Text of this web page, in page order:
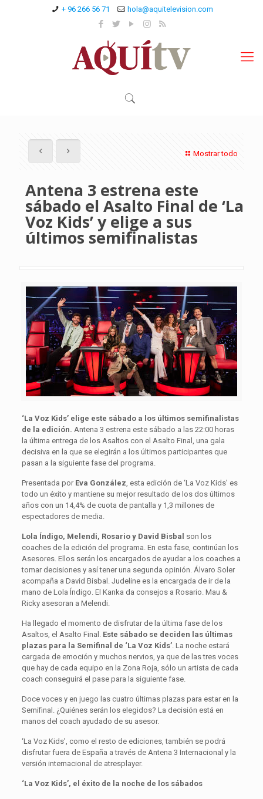
+ 96 266 56 71 hola@aquitelevision.com
Mostrar todo
Antena 3 estrena este
sábado el Asalto Final de ‘La
Voz Kids’ y elige a sus
últimos semifinalistas
‘La Voz Kids’ elige este sábado a los últimos semifinalistas
de la edición. Antena 3 estrena este sábado a las 22:00 horas
la última entrega de los Asaltos con el Asalto Final, una gala
decisiva en la que se elegirán a los últimos participantes que
pasan a la siguiente fase del programa.
Presentada por Eva González, esta edición de ‘La Voz Kids’ es
todo un éxito y mantiene su mejor resultado de los dos últimos
años con un 14,4% de cuota de pantalla y 1,3 millones de
espectadores de media.
Lola Índigo, Melendi, Rosario y David Bisbal son los
coaches de la edición del programa. En esta fase, continúan los
Asesores. Ellos serán los encargados de ayudar a los coaches a
tomar decisiones y así tener una segunda opinión. Álvaro Soler
acompaña a David Bisbal. Judeline es la encargada de ir de la
mano de Lola Índigo. El Kanka da consejos a Rosario. Mau &
Ricky asesoran a Melendi.
Ha llegado el momento de disfrutar de la última fase de los
Asaltos, el Asalto Final. Este sábado se deciden las últimas
plazas para la Semifinal de ‘La Voz Kids’. La noche estará
cargada de emoción y muchos nervios, ya que de las tres voces
que hay de cada equipo en la Zona Roja, sólo un artista de cada
coach conseguirá el pase para la siguiente fase.
Doce voces y en juego las cuatro últimas plazas para estar en la
Semifinal. ¿Quiénes serán los elegidos? La decisión está en
manos del coach ayudado de su asesor.
‘La Voz Kids’, como el resto de ediciones, también se podrá
disfrutar fuera de España a través de Antena 3 Internacional y la
versión internacional de atresplayer.
‘La Voz Kids’, el éxito de la noche de los sábados